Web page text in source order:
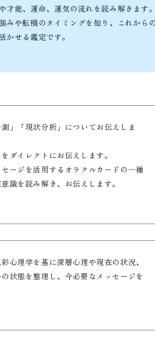
や才能、運命、運気の流れを読み解きます
みや転機のタイミングを知り、これから
かせる鑑定です。
」「現状分析」についてお伝えしま
ダイレクトにお伝えします。
ージを活用するオラクルカードの一種
識を読み解き、お伝えします。
心理学を基に深層心理や現在の状況、
状態を整理し、今必要なメッセージを